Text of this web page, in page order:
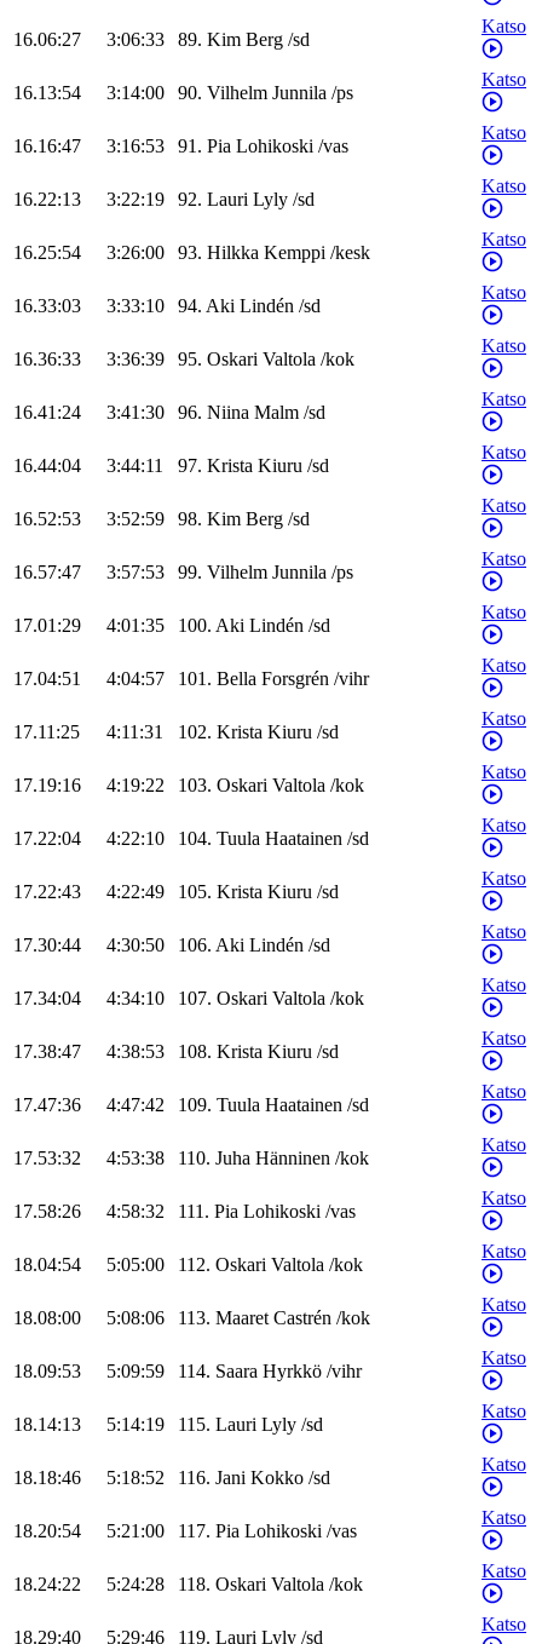
16.06:27 3:06:33 89. Kim Berg /sd
Katso
16.13:54 3:14:00 90. Vilhelm Junnila /ps
Katso
16.16:47 3:16:53 91. Pia Lohikoski /vas
Katso
16.22:13 3:22:19 92. Lauri Lyly /sd
Katso
16.25:54 3:26:00 93. Hilkka Kemppi /kesk
Katso
16.33:03 3:33:10 94. Aki Lindén /sd
Katso
16.36:33 3:36:39 95. Oskari Valtola /kok
Katso
16.41:24 3:41:30 96. Niina Malm /sd
Katso
16.44:04 3:44:11 97. Krista Kiuru /sd
Katso
16.52:53 3:52:59 98. Kim Berg /sd
Katso
16.57:47 3:57:53 99. Vilhelm Junnila /ps
Katso
17.01:29 4:01:35 100. Aki Lindén /sd
Katso
17.04:51 4:04:57 101. Bella Forsgrén /vihr
Katso
17.11:25 4:11:31 102. Krista Kiuru /sd
Katso
17.19:16 4:19:22 103. Oskari Valtola /kok
Katso
17.22:04 4:22:10 104. Tuula Haatainen /sd
Katso
17.22:43 4:22:49 105. Krista Kiuru /sd
Katso
17.30:44 4:30:50 106. Aki Lindén /sd
Katso
17.34:04 4:34:10 107. Oskari Valtola /kok
Katso
17.38:47 4:38:53 108. Krista Kiuru /sd
Katso
17.47:36 4:47:42 109. Tuula Haatainen /sd
Katso
17.53:32 4:53:38 110. Juha Hänninen /kok
Katso
17.58:26 4:58:32 111. Pia Lohikoski /vas
Katso
18.04:54 5:05:00 112. Oskari Valtola /kok
Katso
18.08:00 5:08:06 113. Maaret Castrén /kok
Katso
18.09:53 5:09:59 114. Saara Hyrkkö /vihr
Katso
18.14:13 5:14:19 115. Lauri Lyly /sd
Katso
18.18:46 5:18:52 116. Jani Kokko /sd
Katso
18.20:54 5:21:00 117. Pia Lohikoski /vas
Katso
18.24:22 5:24:28 118. Oskari Valtola /kok
Katso
18.29:40 5:29:46 119. Lauri Lyly /sd
Katso